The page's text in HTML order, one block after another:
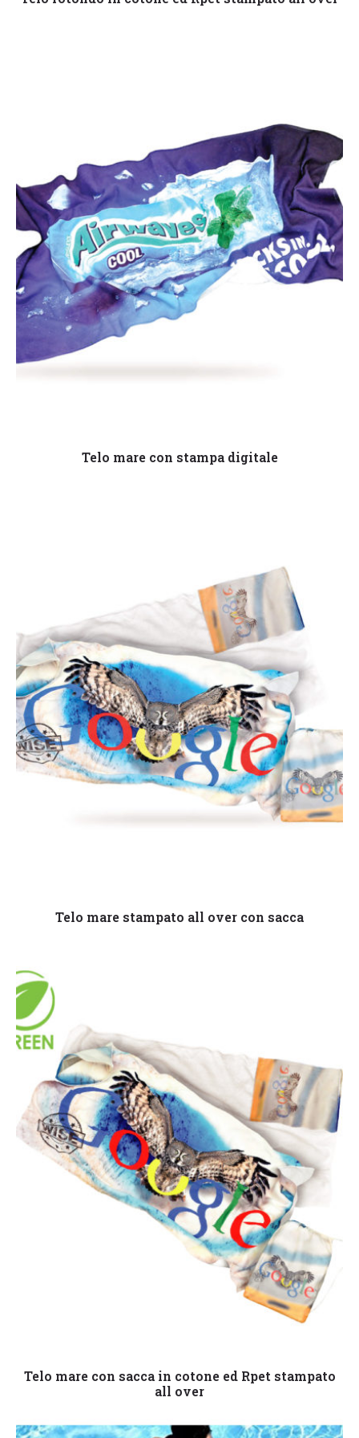
Leggi tutto
Telo mare con stampa digitale
Leggi tutto
Telo mare stampato all over con sacca
Leggi tutto
Telo mare con sacca in cotone ed Rpet stampato
all over